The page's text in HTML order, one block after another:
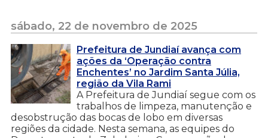
sábado, 22 de novembro de 2025
Prefeitura de Jundiaí avança com
ações da ‘Operação contra
Enchentes’ no Jardim Santa Júlia,
região da Vila Rami
A Prefeitura de Jundiaí segue com os
trabalhos de limpeza, manutenção e
desobstrução das bocas de lobo em diversas
regiões da cidade. Nesta semana, as equipes do